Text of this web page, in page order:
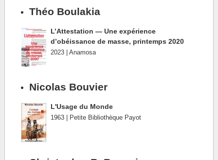
Théo Boulakia
L’Attestation — Une expérience
d’obéissance de masse, printemps 2020
2023 | Anamosa
Nicolas Bouvier
L'Usage du Monde
1963 | Petite Bibliothèque Payot